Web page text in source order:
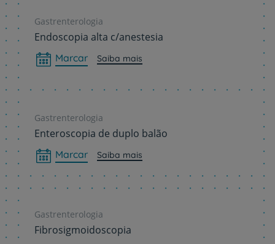
Gastrenterologia
Endoscopia alta c/anestesia
Marcar Saiba mais
Gastrenterologia
Enteroscopia de duplo balão
Marcar Saiba mais
Gastrenterologia
Fibrosigmoidoscopia